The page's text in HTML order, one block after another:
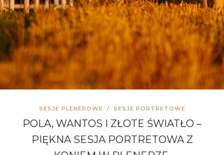
SESJE PLENEROWE / SESJE PORTRETOWE
POLA, WANTOS I ZŁOTE ŚWIATŁO –
PIĘKNA SESJA PORTRETOWA Z